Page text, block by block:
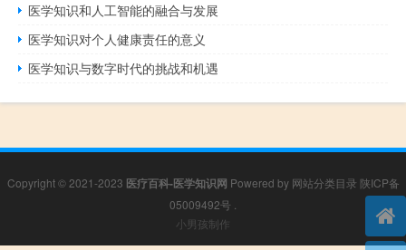
医学知识和人工智能的融合与发展
医学知识对个人健康责任的意义
医学知识与数字时代的挑战和机遇
Copyright © 2021-2023 医疗百科-医学知识网 Powered by 网站分类目录 陕ICP备
05009492号
小男孩制作